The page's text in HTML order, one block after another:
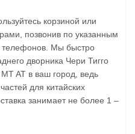
корзиной или
позвонив по указанным
телефонов. Мы быстро
дворника Чери Тигго
AT в ваш город, ведь
для китайских
занимает не более 1 –